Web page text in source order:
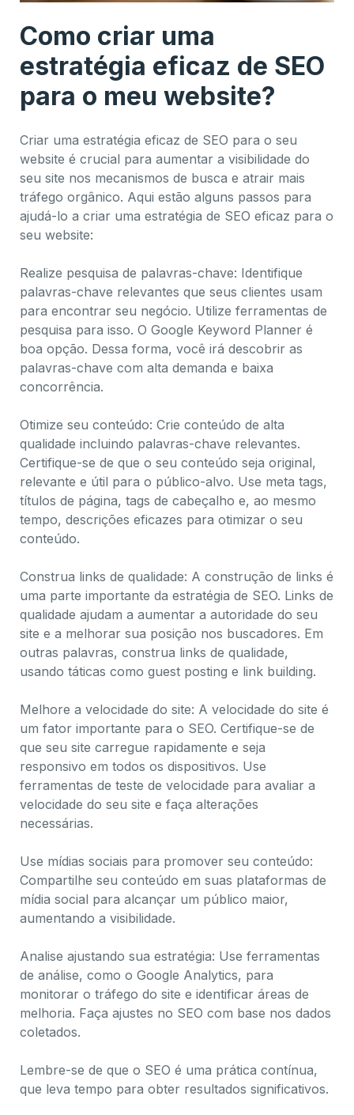
Como criar uma
estratégia eficaz de SEO
para o meu website?
Criar uma estratégia eficaz de SEO para o seu
website é crucial para aumentar a visibilidade do
seu site nos mecanismos de busca e atrair mais
tráfego orgânico. Aqui estão alguns passos para
ajudá-lo a criar uma estratégia de SEO eficaz para o
seu website:
Realize pesquisa de palavras-chave: Identifique
palavras-chave relevantes que seus clientes usam
para encontrar seu negócio. Utilize ferramentas de
pesquisa para isso. O Google Keyword Planner é
boa opção. Dessa forma, você irá descobrir as
palavras-chave com alta demanda e baixa
concorrência.
Otimize seu conteúdo: Crie conteúdo de alta
qualidade incluindo palavras-chave relevantes.
Certifique-se de que o seu conteúdo seja original,
relevante e útil para o público-alvo. Use meta tags,
títulos de página, tags de cabeçalho e, ao mesmo
tempo, descrições eficazes para otimizar o seu
conteúdo.
Construa links de qualidade: A construção de links é
uma parte importante da estratégia de SEO. Links de
qualidade ajudam a aumentar a autoridade do seu
site e a melhorar sua posição nos buscadores. Em
outras palavras, construa links de qualidade,
usando táticas como guest posting e link building.
Melhore a velocidade do site: A velocidade do site é
um fator importante para o SEO. Certifique-se de
que seu site carregue rapidamente e seja
responsivo em todos os dispositivos. Use
ferramentas de teste de velocidade para avaliar a
velocidade do seu site e faça alterações
necessárias.
Use mídias sociais para promover seu conteúdo:
Compartilhe seu conteúdo em suas plataformas de
mídia social para alcançar um público maior,
aumentando a visibilidade.
Analise ajustando sua estratégia: Use ferramentas
de análise, como o Google Analytics, para
monitorar o tráfego do site e identificar áreas de
melhoria. Faça ajustes no SEO com base nos dados
coletados.
Lembre-se de que o SEO é uma prática contínua,
que leva tempo para obter resultados significativos.